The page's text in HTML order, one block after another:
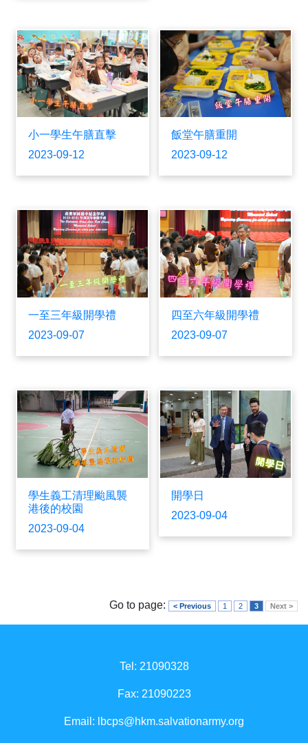
小一學生午膳直擊
2023-09-12
飯堂午膳重開
2023-09-12
一至三年級開學禮
2023-09-07
四至六年級開學禮
2023-09-07
學生義工清理颱風襲
港後的校園
2023-09-04
開學日
2023-09-04
Go to page: < Previous 1 2 3 Next >
Tel: 21090328
Fax: 21090223
Email: lbcps@hkm.salvationarmy.org